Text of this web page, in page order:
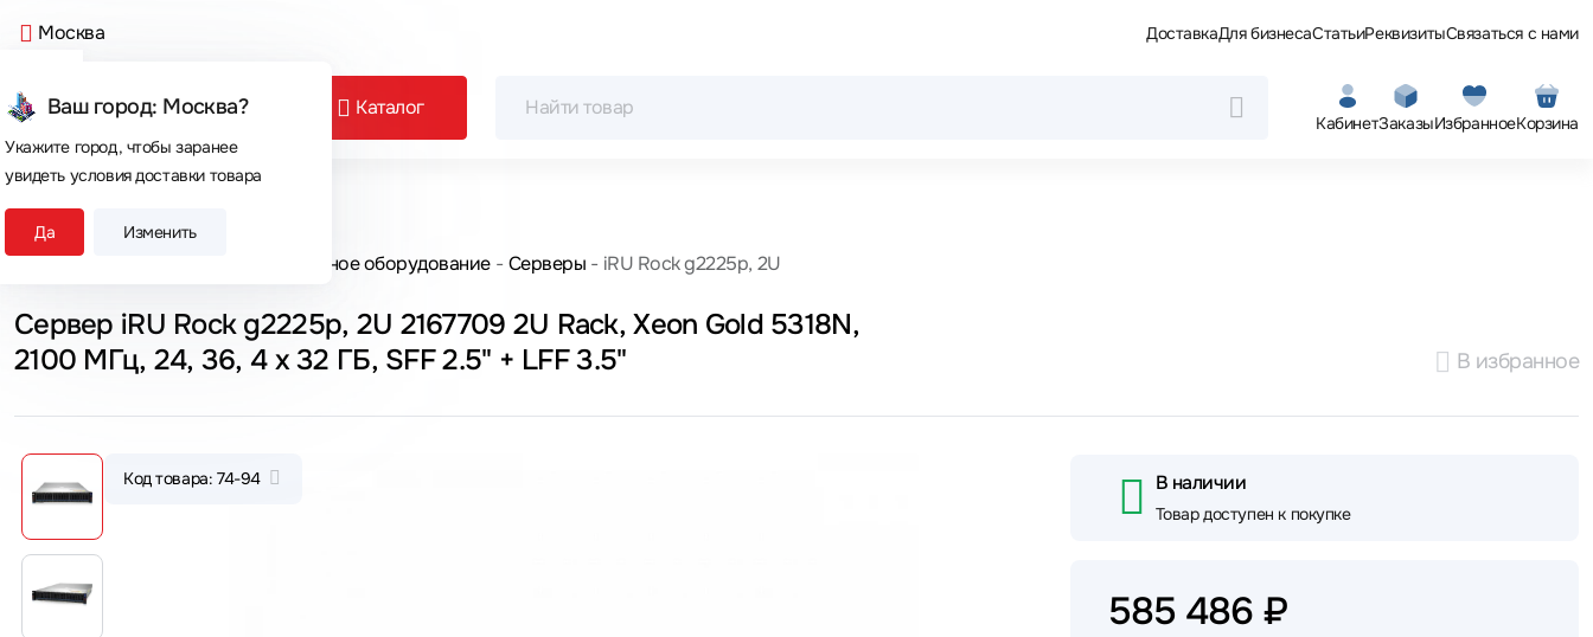
Москва
Ваш город: Москва?
Укажите город, чтобы заранее
увидеть условия доставки товара
Да Изменить
ДоставкаДля бизнесаСтатьиРеквизитыСвязаться с нами
Каталог
КабинетЗаказыИзбранноеКорзина
Сегодня покупают
Главная Серверное оборудование Серверы iRU Rock g2225p, 2U
Сервер iRU Rock g2225p, 2U 2167709 2U Rack, Xeon Gold 5318N,
2100 МГц, 24, 36, 4 x 32 ГБ, SFF 2.5" + LFF 3.5"
В избранное
Код товара: 74-94 В наличии
Товар доступен к покупке
585 486 ₽